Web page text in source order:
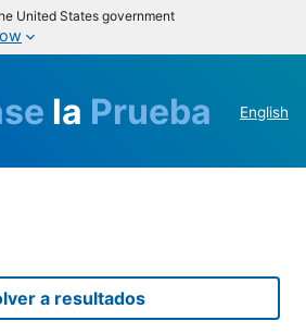
United States government
la Prueba English
a resultados